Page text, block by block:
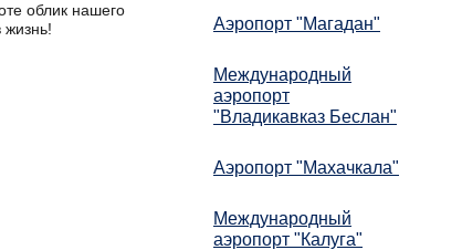
облик нашего
Аэропорт "Магадан"
Международный
аэропорт
"Владикавказ Беслан"
Аэропорт "Махачкала"
Международный
аэропорт "Калуга"